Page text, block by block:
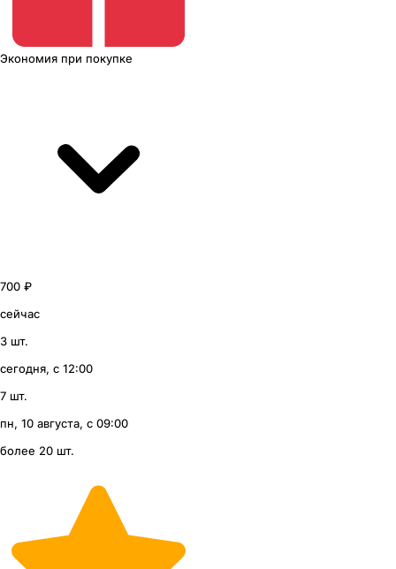
Экономия при покупке
700 ₽
сейчас
3 шт.
сегодня, с 12:00
7 шт.
пн, 10 августа, с 09:00
более 20 шт.